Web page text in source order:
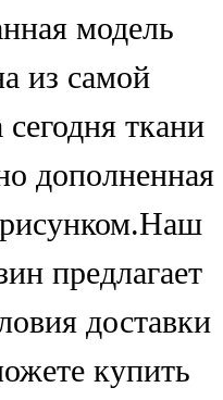
модель
из самой
ткани
дополненная
предлагает
доставки
купить